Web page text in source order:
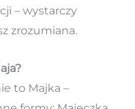
– wystarczy
zrozumiana.
to Majka –